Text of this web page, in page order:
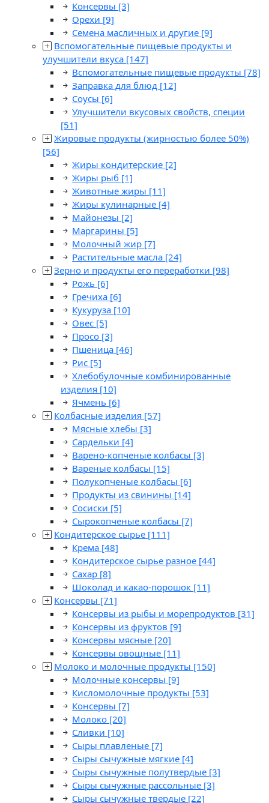
Консервы [3]
Орехи [9]
Семена масличных и другие [9]
Вспомогательные пищевые продукты и
улучшители вкуса [147]
Вспомогательные пищевые продукты [78]
Заправка для блюд [12]
Соусы [6]
Улучшители вкусовых свойств, специи
[51]
Жировые продукты (жирностью более 50%)
[56]
Жиры кондитерские [2]
Жиры рыб [1]
Животные жиры [11]
Жиры кулинарные [4]
Майонезы [2]
Маргарины [5]
Молочный жир [7]
Растительные масла [24]
Зерно и продукты его переработки [98]
Рожь [6]
Гречиха [6]
Кукуруза [10]
Овес [5]
Просо [3]
Пшеница [46]
Рис [5]
Хлебобулочные комбинированные
изделия [10]
Ячмень [6]
Колбасные изделия [57]
Мясные хлебы [3]
Сардельки [4]
Варено-копченые колбасы [3]
Вареные колбасы [15]
Полукопченые колбасы [6]
Продукты из свинины [14]
Сосиски [5]
Сырокопченые колбасы [7]
Кондитерское сырье [111]
Крема [48]
Кондитерское сырье разное [44]
Сахар [8]
Шоколад и какао-порошок [11]
Консервы [71]
Консервы из рыбы и морепродуктов [31]
Консервы из фруктов [9]
Консервы мясные [20]
Консервы овощные [11]
Молоко и молочные продукты [150]
Молочные консервы [9]
Кисломолочные продукты [53]
Консервы [7]
Молоко [20]
Сливки [10]
Сыры плавленые [7]
Сыры сычужные мягкие [4]
Сыры сычужные полутвердые [3]
Сыры сычужные рассольные [3]
Сыры сычужные твердые [22]